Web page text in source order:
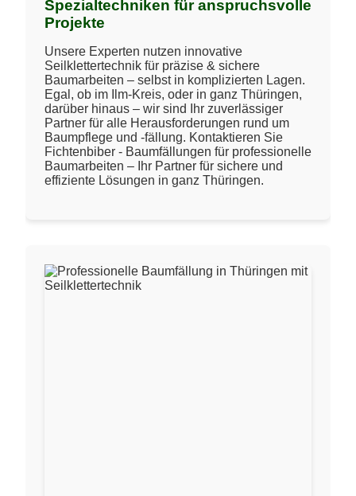
Spezialtechniken für anspruchsvolle
Projekte
Unsere Experten nutzen innovative
Seilklettertechnik für präzise & sichere
Baumarbeiten – selbst in komplizierten Lagen.
Egal, ob im Ilm-Kreis, oder in ganz Thüringen,
darüber hinaus – wir sind Ihr zuverlässiger
Partner für alle Herausforderungen rund um
Baumpflege und -fällung. Kontaktieren Sie
Fichtenbiber - Baumfällungen für professionelle
Baumarbeiten – Ihr Partner für sichere und
effiziente Lösungen in ganz Thüringen.